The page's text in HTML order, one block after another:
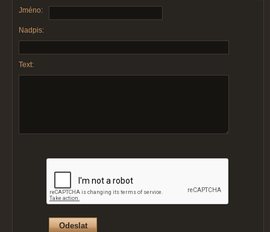
Jméno:
Nadpis:
Text: